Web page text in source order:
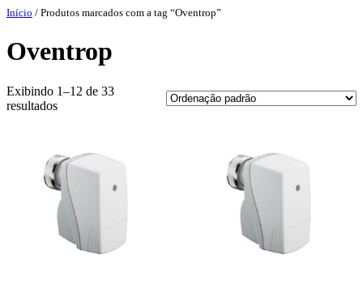
Pular
o
conteúdo
Início / Produtos marcados com a tag “Oventrop”
Oventrop
Exibindo 1–12 de 33
resultados